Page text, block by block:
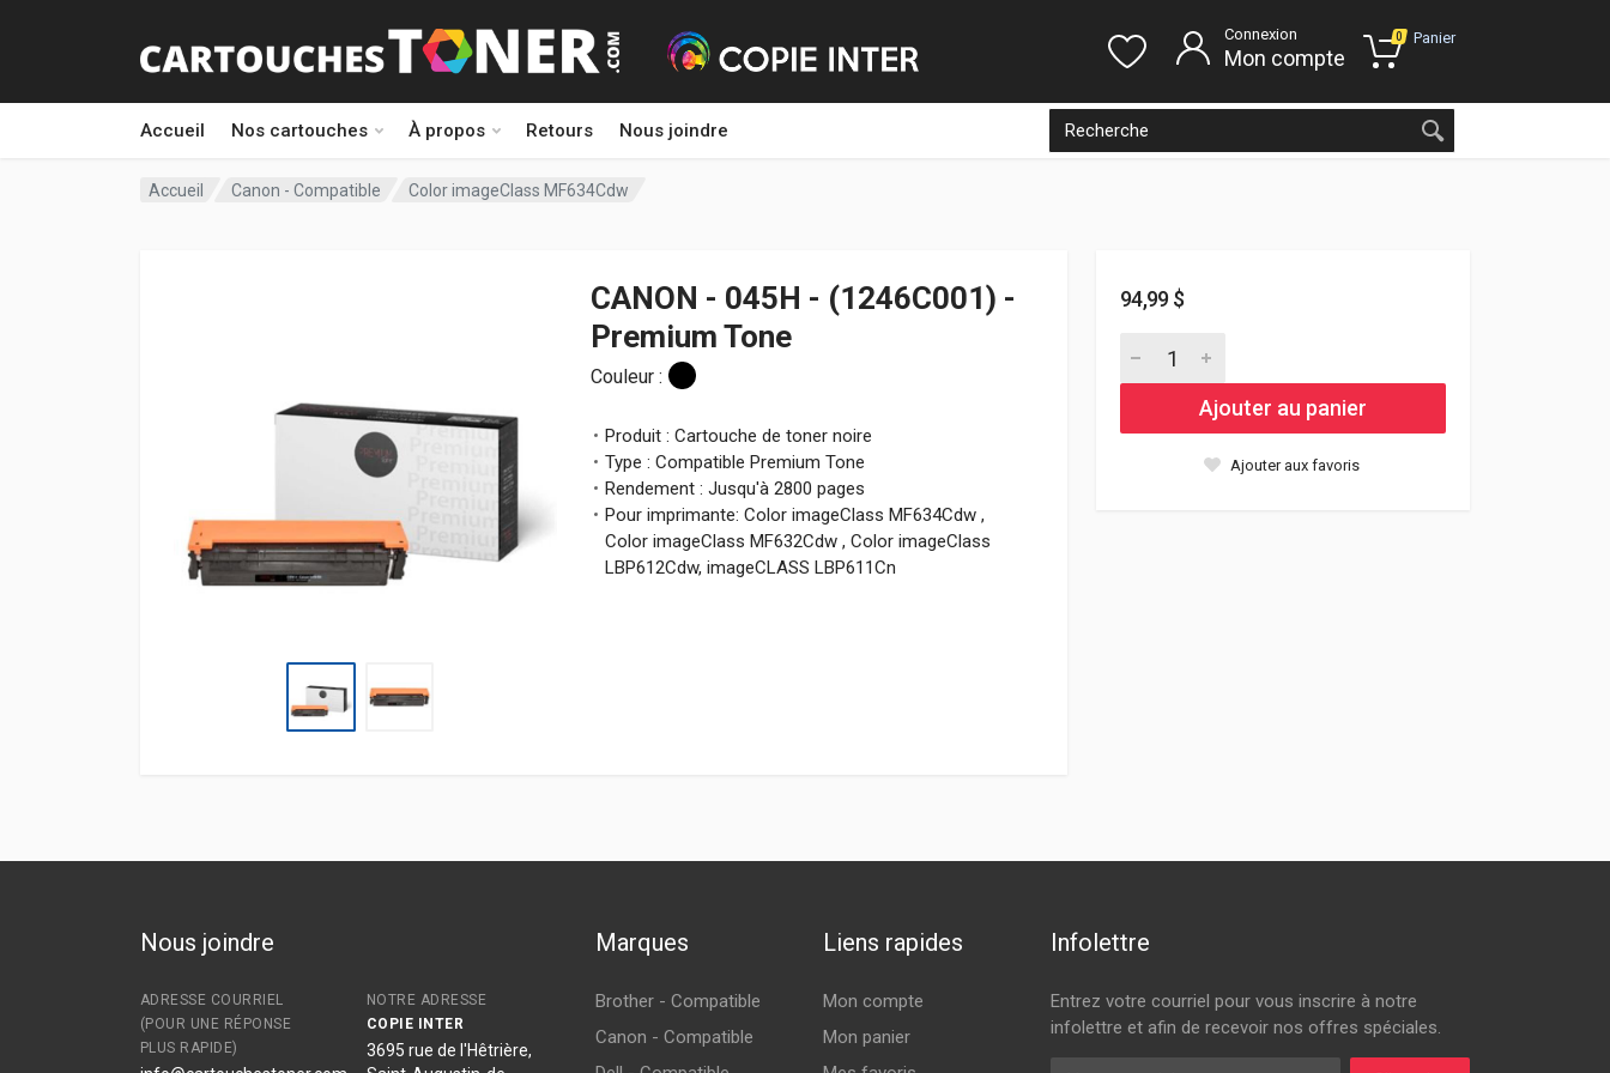
Accueil Nos cartouches À propos Retours Nous joindre
Connexion
Mon compte
0 Panier
Accueil Canon - Compatible Color imageClass MF634Cdw
CANON - 045H - (1246C001) -
Premium Tone
Couleur :
Produit : Cartouche de toner noire
Type : Compatible Premium Tone
Rendement : Jusqu'à 2800 pages
Pour imprimante: Color imageClass MF634Cdw ,
Color imageClass MF632Cdw , Color imageClass
LBP612Cdw, imageCLASS LBP611Cn
94,99 $
Ajouter au panier
Ajouter aux favoris
Nous joindre
ADRESSE COURRIEL
(POUR UNE RÉPONSE
PLUS RAPIDE)
NOTRE ADRESSE
COPIE INTER
3695 rue de l'Hêtrière,
Marques
Brother - Compatible
Canon - Compatible
Liens rapides
Mon compte
Mon panier
Infolettre
Entrez votre courriel pour vous inscrire à notre
infolettre et afin de recevoir nos offres spéciales.